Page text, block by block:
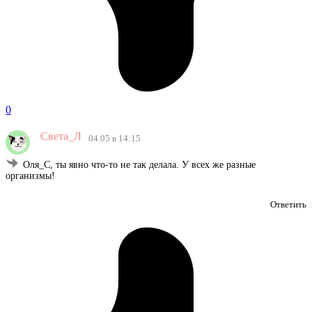
0
Света_Л 04.05 в 14:15
Оля_С, ты явно что-то не так делала. У всех же разные
организмы!
Ответить